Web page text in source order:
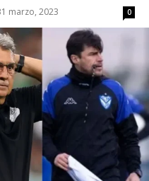
marzo, 2023 0